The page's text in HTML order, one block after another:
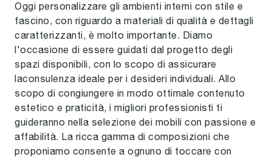
Oggi personalizzare gli ambienti interni con stile e
fascino, con riguardo a materiali di qualità e dettagli
caratterizzanti, è molto importante. Diamo
l'occasione di essere guidati dal progetto degli
spazi disponibili, con lo scopo di assicurare
laconsulenza ideale per i desideri individuali. Allo
scopo di congiungere in modo ottimale contenuto
estetico e praticità, i migliori professionisti ti
guideranno nella selezione dei mobili con passione e
affabilità. La ricca gamma di composizioni che
proponiamo consente a ognuno di toccare con